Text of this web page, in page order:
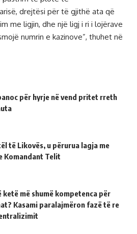
drejtësi për të gjithë ata që
me ligjin, dhe një ligj i ri i lojërave
numrin e kazinove”, thuhet në
për hyrje në vend pritet rreth
të Likovës, u përurua lagja me
Komandant Telit
ketë më shumë kompetenca për
Kasami paralajmëron fazë të re